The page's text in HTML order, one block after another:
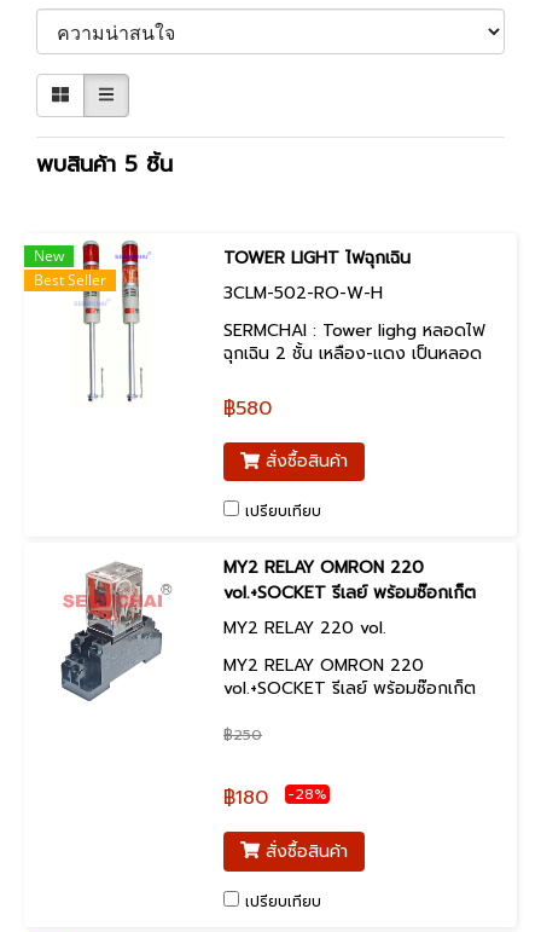
พบสินค้า 5 ชิ้น
New
Best Seller
TOWER LIGHT ไฟฉุกเฉิน
3CLM-502-RO-W-H
SERMCHAI : Tower lighg หลอดไฟ
ฉุกเฉิน 2 ชั้น เหลือง-แดง เป็นหลอด
คุณภาพCE รับประกัน 1 ปี
฿580
สั่งซื้อสินค้า
เปรียบเทียบ
MY2 RELAY OMRON 220
vol.+SOCKET รีเลย์ พร้อมซ๊อกเก็ต
MY2 RELAY 220 vol.
MY2 RELAY OMRON 220
vol.+SOCKET รีเลย์ พร้อมซ๊อกเก็ต
฿250
฿180 -28%
สั่งซื้อสินค้า
เปรียบเทียบ